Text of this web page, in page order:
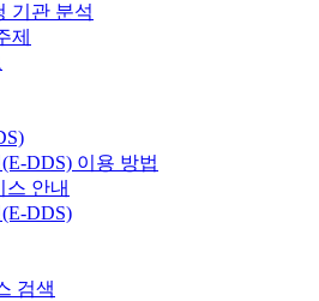
기관 분석
제
DDS) 이용 방법
스 안내
DDS)
검색